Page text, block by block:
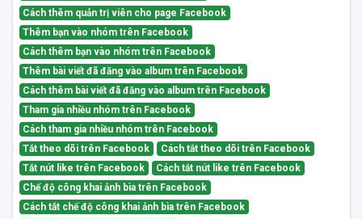
Cách thêm quản trị viên cho page Facebook
Thêm bạn vào nhóm trên Facebook
Cách thêm bạn vào nhóm trên Facebook
Thêm bài viết đã đăng vào album trên Facebook
Cách thêm bài viết đã đăng vào album trên Facebook
Tham gia nhiều nhóm trên Facebook
Cách tham gia nhiều nhóm trên Facebook
Tắt theo dõi trên Facebook
Cách tắt theo dõi trên Facebook
Tắt nút like trên Facebook
Cách tắt nút like trên Facebook
Chế độ công khai ảnh bìa trên Facebook
Cách tắt chế độ công khai ảnh bìa trên Facebook